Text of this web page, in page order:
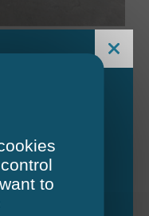
to